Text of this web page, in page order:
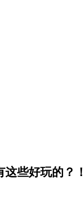
些好玩的？！